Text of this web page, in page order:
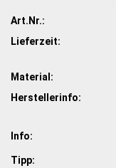
Art.Nr.:
Lieferzeit:
Material:
Herstellerinfo:
Info:
Tipp: